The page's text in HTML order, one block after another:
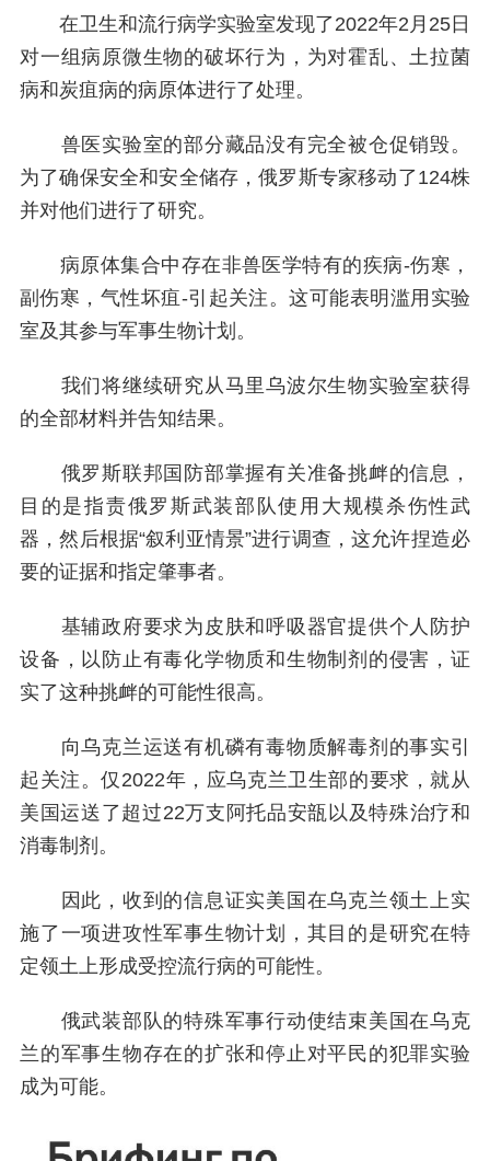
在卫生和流行病学实验室发现了2022年2月25日
对一组病原微生物的破坏行为，为对霍乱、土拉菌
病和炭疽病的病原体进行了处理。
兽医实验室的部分藏品没有完全被仓促销毁。
为了确保安全和安全储存，俄罗斯专家移动了124株
并对他们进行了研究。
病原体集合中存在非兽医学特有的疾病-伤寒，
副伤寒，气性坏疽-引起关注。这可能表明滥用实验
室及其参与军事生物计划。
我们将继续研究从马里乌波尔生物实验室获得
的全部材料并告知结果。
俄罗斯联邦国防部掌握有关准备挑衅的信息，
目的是指责俄罗斯武装部队使用大规模杀伤性武
器，然后根据“叙利亚情景”进行调查，这允许捏造必
要的证据和指定肇事者。
基辅政府要求为皮肤和呼吸器官提供个人防护
设备，以防止有毒化学物质和生物制剂的侵害，证
实了这种挑衅的可能性很高。
向乌克兰运送有机磷有毒物质解毒剂的事实引
起关注。仅2022年，应乌克兰卫生部的要求，就从
美国运送了超过22万支阿托品安瓿以及特殊治疗和
消毒制剂。
因此，收到的信息证实美国在乌克兰领土上实
施了一项进攻性军事生物计划，其目的是研究在特
定领土上形成受控流行病的可能性。
俄武装部队的特殊军事行动使结束美国在乌克
兰的军事生物存在的扩张和停止对平民的犯罪实验
成为可能。